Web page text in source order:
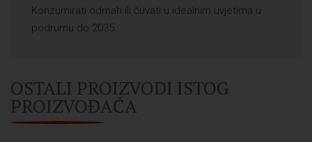
Konzumirati odmah ili čuvati u idealnim uvjetima u
podrumu do 2035.
OSTALI PROIZVODI ISTOG
PROIZVOĐAČA